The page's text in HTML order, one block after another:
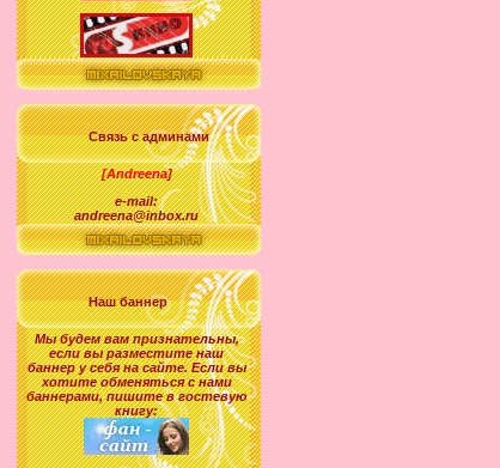
Связь с админами
[Andreena]
e-mail:
andreena@inbox.ru
Наш баннер
Мы будем вам признательны,
если вы разместите наш
баннер у себя на сайте. Если вы
хотите обменяться с нами
баннерами, пишите в гостевую
книгу: